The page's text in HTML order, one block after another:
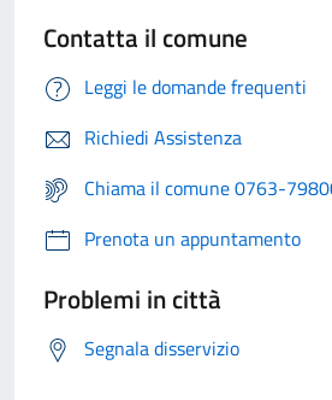
Contatta il comune
Leggi le domande frequenti
Richiedi Assistenza
Chiama il comune 0763-
Prenota un appuntamento
Problemi in città
Segnala disservizio